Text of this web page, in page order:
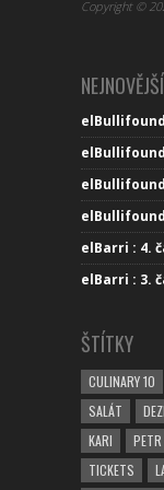
Copyright ©
NEJNOVĚJŠÍ
elBarri : 4.
elBarri : 3.
ŠTÍTKY
CULINARY 10
SALÁT
KARI
TICKETS